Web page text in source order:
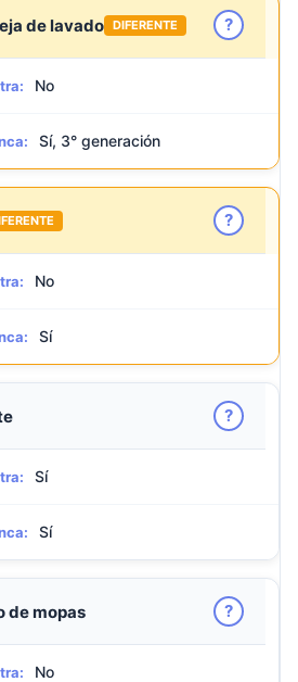
de lavado DIFERENTE ?
No
Sí, 3° generación
?
No
Sí
?
Sí
Sí
de mopas ?
No